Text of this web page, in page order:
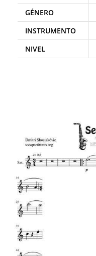
GÉNERO
INSTRUMENTO
NIVEL